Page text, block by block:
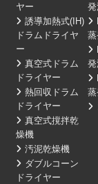
ヤー
誘導加熱式(IH)
ドラムドライヤ
ー
真空式ドラム
ドライヤー
熱回収ドラム
ドライヤー
真空式撹拌乾
燥機
汚泥乾燥機
ダブルコーン
ドライヤー